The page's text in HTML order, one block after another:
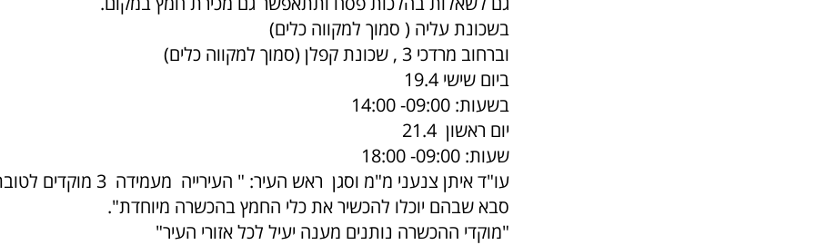
בשכונת עליה ( סמוך למקווה כלים)
וברחוב מרדכי 3 , שכונת קפלן (סמוך למקווה כלים)
ביום שישי 19.4
בשעות: 09:00- 14:00
יום ראשון 21.4
שעות: 09:00- 18:00
עו"ד איתן צנעני מ"מ וסגן ראש העיר: "
סבא שבהם יוכלו להכשיר את כלי החמץ בהכשרה מיוחדת".
"מוקדי ההכשרה נותנים מענה יעיל לכל אזורי העיר"